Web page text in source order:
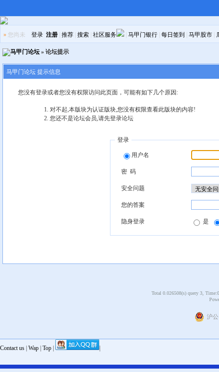
» 您尚未 登录 注册 推荐 搜索 社区服务 马甲门银行 每日签到 马甲股市
马甲门论坛 » 论坛提示
马甲门论坛 提示信息
您没有登录或者您没有权限访问此页面，可能有如下几个原因:
对不起,本版块为认证版块,您没有权限查看此版块的内容!
您还不是论坛会员,请先登录论坛
登录
用户名
密 码
安全问题
您的答案
隐身登录 是
Total 0.026508(s) query 3,
沪公
Contact us Wap Top